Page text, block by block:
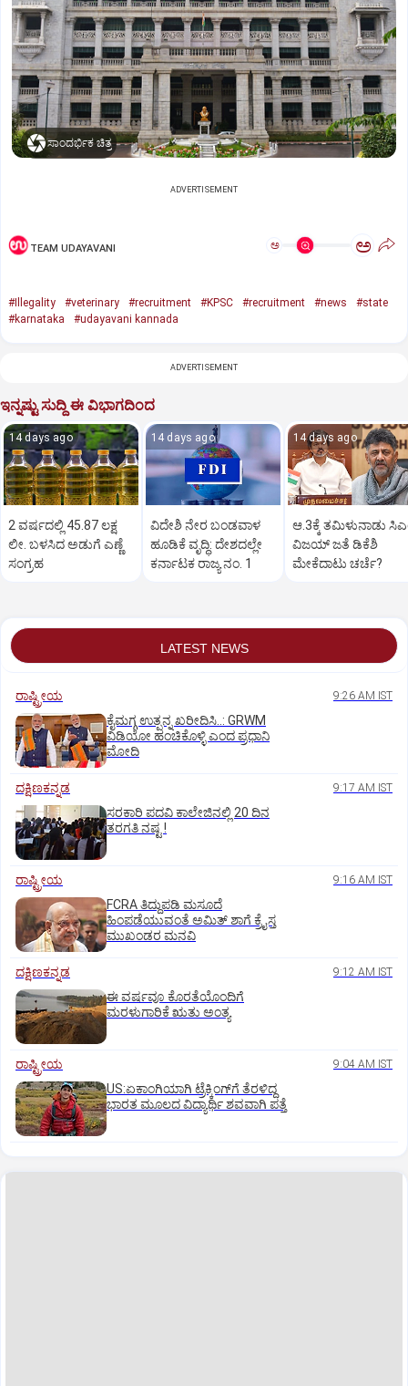
ಸಾಂದರ್ಭಿಕ ಚಿತ್ರ
ADVERTISEMENT
TEAM UDAYAVANI ಅ ಅ
#Illegality #veterinary #recruitment #KPSC #recruitment #news
#state
#karnataka
#udayavani kannada
ADVERTISEMENT
ಇನ್ನಷ್ಟು ಸುದ್ದಿ ಈ ವಿಭಾಗದಿಂದ
14 days ago
2 ವರ್ಷದಲ್ಲಿ 45.87 ಲಕ್ಷ
ಲೀ. ಬಳಸಿದ ಅಡುಗೆ ಎಣ್ಣೆ
ಸಂಗ್ರಹ
14 days ago
ವಿದೇಶಿ ನೇರ ಬಂಡವಾಳ
ಹೂಡಿಕೆ ವೃದ್ಧಿ: ದೇಶದಲ್ಲೇ
ಕರ್ನಾಟಕ ರಾಜ್ಯ ನಂ. 1
14 days ago
ಆ.3ಕ್ಕೆ ತಮಿಳುನಾಡು
ವಿಜಯ್ ಜತೆ ಡಿಕೆಶಿ
ಮೇಕೆದಾಟು ಚರ್ಚೆ?
LATEST NEWS
ರಾಷ್ಟ್ರೀಯ 9:26 AM IST
ಕೈಮಗ್ಗ ಉತ್ಪನ್ನ ಖರೀದಿಸಿ..: GRWM
ವಿಡಿಯೋ ಹಂಚಿಕೊಳ್ಳಿ ಎಂದ ಪ್ರಧಾನಿ
ಮೋದಿ
ದಕ್ಷಿಣಕನ್ನಡ 9:17 AM IST
ಸರಕಾರಿ ಪದವಿ ಕಾಲೇಜಿನಲ್ಲಿ 20 ದಿನ
ತರಗತಿ ನಷ್ಟ !
ರಾಷ್ಟ್ರೀಯ 9:16 AM IST
FCRA ತಿದ್ದುಪಡಿ ಮಸೂದೆ
ಹಿಂಪಡೆಯುವಂತೆ ಅಮಿತ್‌ ಶಾಗೆ ಕ್ರೈಸ್ತ
ಮುಖಂಡರ ಮನವಿ
ದಕ್ಷಿಣಕನ್ನಡ 9:12 AM IST
ಈ ವರ್ಷವೂ ಕೊರತೆಯೊಂದಿಗೆ
ಮರಳುಗಾರಿಕೆ ಋತು ಅಂತ್ಯ
ರಾಷ್ಟ್ರೀಯ 9:04 AM IST
US:ಏಕಾಂಗಿಯಾಗಿ ಟ್ರೆಕ್ಕಿಂಗ್‌ಗೆ ತೆರಳಿದ್ದ
ಭಾರತ ಮೂಲದ ವಿದ್ಯಾರ್ಥಿ ಶವವಾಗಿ ಪತ್ತೆ